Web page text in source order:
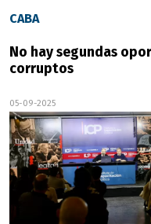
CABA
No hay segundas
corruptos
05-09-2025